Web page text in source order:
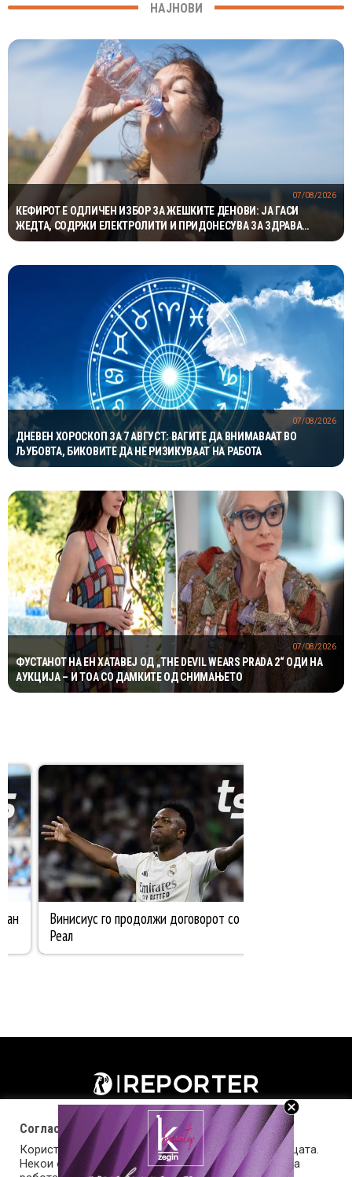
НАЈНОВИ
КЕФИРОТ Е ОДЛИЧЕН ИЗБОР ЗА ЖЕШКИТЕ ДЕНОВИ: ЈА ГАСИ
ЖЕДТА, СОДРЖИ ЕЛЕКТРОЛИТИ И ПРИДОНЕСУВА ЗА ЗДРАВА
ДИГЕСТИЈА
07/08/2026
ДНЕВЕН ХОРОСКОП ЗА 7 АВГУСТ: ВАГИТЕ ДА ВНИМАВААТ ВО
ЉУБОВТА, БИКОВИТЕ ДА НЕ РИЗИКУВААТ НА РАБОТА
07/08/2026
ФУСТАНОТ НА ЕН ХАТАВЕЈ ОД „THE DEVIL WEARS PRADA 2“ ОДИ НА
АУКЦИЈА – И ТОА СО ДАМКИТЕ ОД СНИМАЊЕТО
07/08/2026
Согласност за колачиња (cookies)
Користиме колачиња за оптимизирање на страницата.
Некои од колачињата се од суштинско значење за